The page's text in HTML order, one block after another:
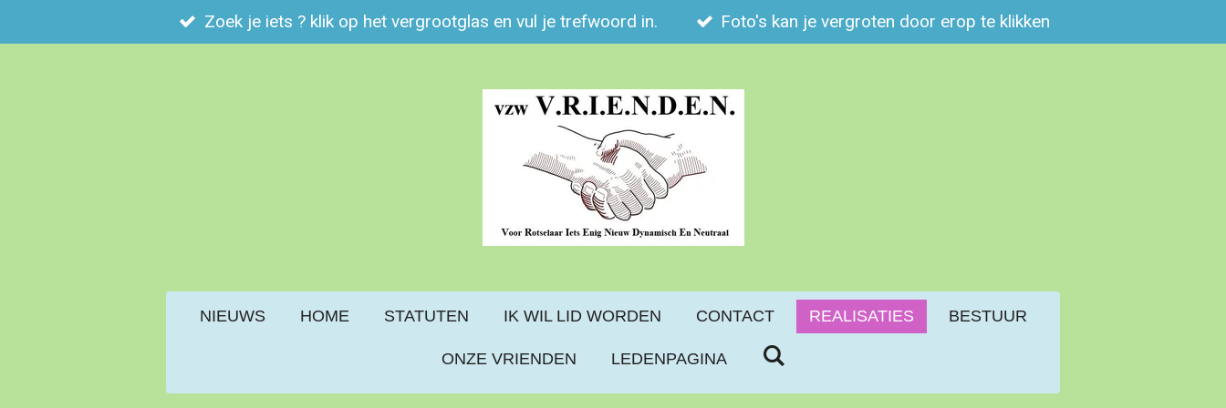
direct
Zoek je iets ? klik op het vergrootglas en vul je trefwoord in. Foto's kan je vergroten door erop te klikken
NIEUWS HOME STATUTEN IK WIL LID WORDEN CONTACT REALISATIES BESTUUR
ONZE VRIENDEN LEDENPAGINA